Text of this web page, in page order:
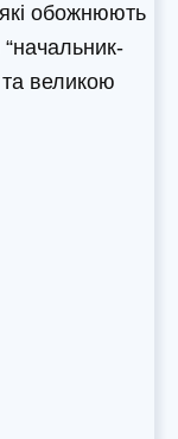
обожнюють
великою